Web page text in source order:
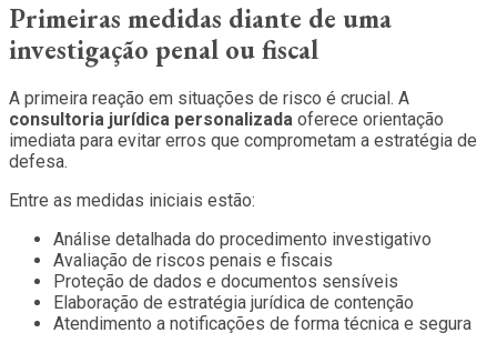
Primeiras medidas diante de uma
investigação penal ou fiscal
A primeira reação em situações de risco é crucial. A
consultoria jurídica personalizada oferece orientação
imediata para evitar erros que comprometam a estratégia de
defesa.
Entre as medidas iniciais estão:
Análise detalhada do procedimento investigativo
Avaliação de riscos penais e fiscais
Proteção de dados e documentos sensíveis
Elaboração de estratégia jurídica de contenção
Atendimento a notificações de forma técnica e segura